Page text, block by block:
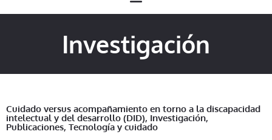
Investigación
Cuidado versus acompañamiento en torno a la discapacidad
intelectual y del desarrollo (DID), Investigación,
Publicaciones, Tecnología y cuidado